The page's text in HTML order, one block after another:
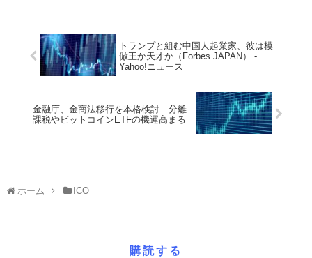
トランプと組む中国人起業家、彼は模
倣王か天才か（Forbes JAPAN） -
Yahoo!ニュース
金融庁、金商法移行を本格検討 分離
課税やビットコインETFの機運高まる
ホーム ICO
購読する